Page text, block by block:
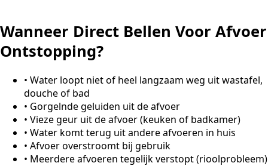
Wanneer Direct Bellen Voor Afvoer
Ontstopping?
• Water loopt niet of heel langzaam weg uit wastafel,
douche of bad
• Gorgelnde geluiden uit de afvoer
• Vieze geur uit de afvoer (keuken of badkamer)
• Water komt terug uit andere afvoeren in huis
• Afvoer overstroomt bij gebruik
• Meerdere afvoeren tegelijk verstopt (rioolprobleem)